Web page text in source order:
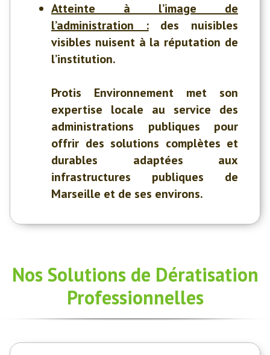
Atteinte à l’image de
l’administration :des nuisibles
visibles nuisent à la réputation de
l’institution.
Protis Environnement met son
expertise locale au service des
administrations publiques pour
offrir des solutions complètes et
durables adaptées aux
infrastructures publiques de
Marseille et de ses environs.
Nos Solutions de Dératisation
Professionnelles